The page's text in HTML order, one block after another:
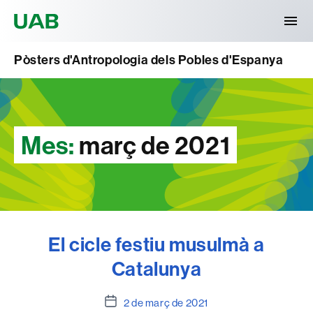
Pòsters d'Antropologia dels Pobles d'Espanya
Mes: març de 2021
El cicle festiu musulmà a
Catalunya
Data2 de març de 2021